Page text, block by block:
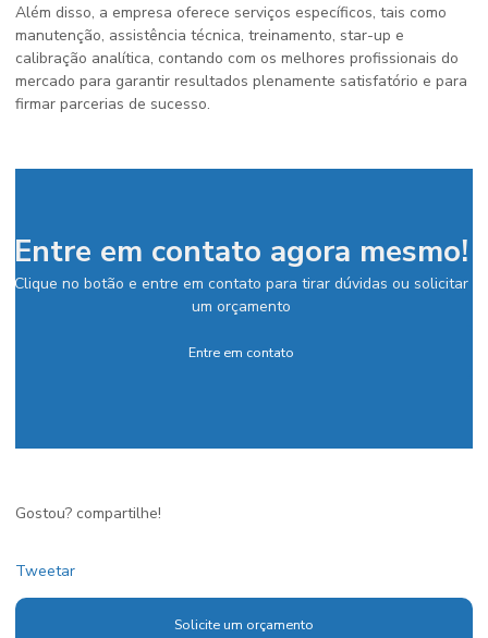
Além disso, a empresa oferece serviços específicos, tais como
manutenção, assistência técnica, treinamento, star-up e
calibração analítica, contando com os melhores profissionais do
mercado para garantir resultados plenamente satisfatório e para
firmar parcerias de sucesso.
Entre em contato agora mesmo!
Clique no botão e entre em contato para tirar dúvidas ou solicitar
um orçamento
Entre em contato
Gostou? compartilhe!
Tweetar
Solicite um orçamento